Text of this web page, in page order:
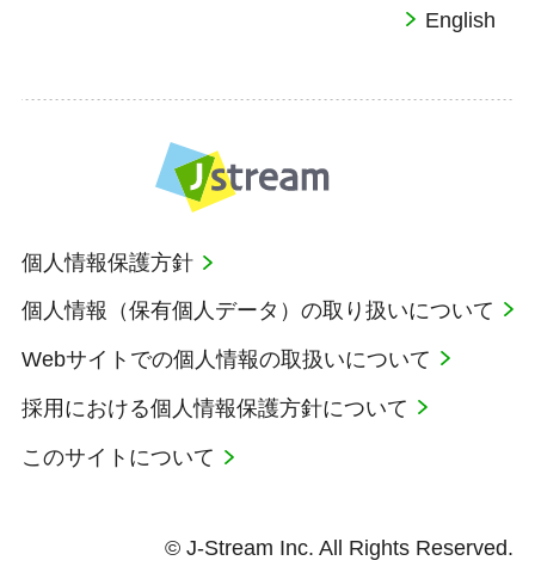
English
個人情報保護方針
個人情報（保有個人データ）の取り扱いについて
Webサイトでの個人情報の取扱いについて
採用における個人情報保護方針について
このサイトについて
© J-Stream Inc. All Rights Reserved.